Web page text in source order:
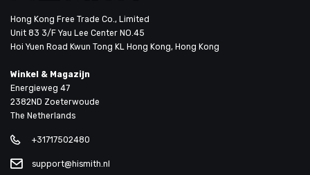
Hong Kong Free Trade Co., Limited
Unit 83 3/F Yau Lee Center NO.45
Hoi Yuen Road Kwun Tong KL Hong Kong, Hong Kong
Winkel & Magazijn
Energieweg 47
2382ND Zoeterwoude
The Netherlands
+31717502480
support@hismith.nl